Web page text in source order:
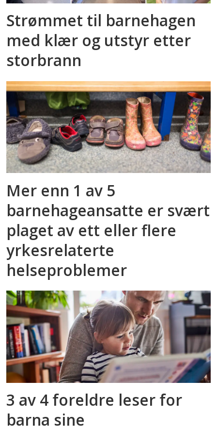
Strømmet til barnehagen
med klær og utstyr etter
storbrann
Mer enn 1 av 5
barnehageansatte er svært
plaget av ett eller flere
yrkesrelaterte
helseproblemer
3 av 4 foreldre leser for
barna sine